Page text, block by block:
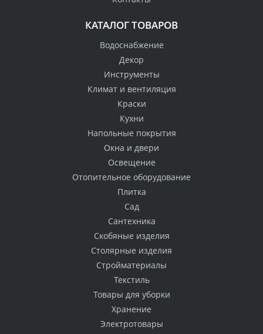
КАТАЛОГ ТОВАРОВ
Водоснабжение
Декор
Инструменты
Климат и вентиляция
Краски
Кухни
Напольные покрытия
Окна и двери
Освещение
Отопительное оборудование
Плитка
Сад
Сантехника
Скобяные изделия
Столярные изделия
Стройматериалы
Текстиль
Товары для уборки
Хранение
Электротовары